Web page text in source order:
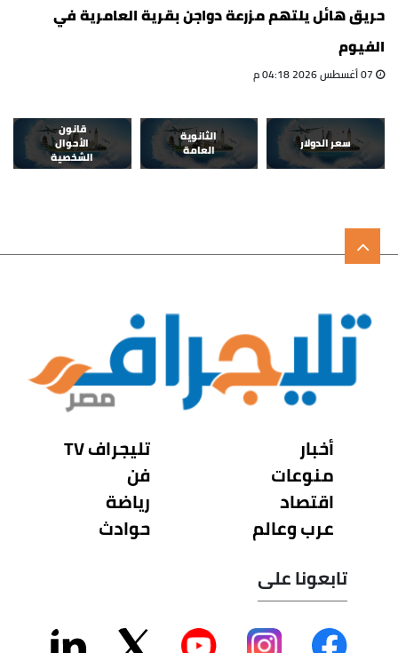
حريق هائل يلتهم مزرعة دواجن بقرية العامرية في
الفيوم
سعر الدولار
الثانوية
العامة
قانون
الأحوال
الشخصية
أخبار
منوعات
اقتصاد
عرب وعالم
تليجراف TV
فن
رياضة
حوادث
تابعونا على